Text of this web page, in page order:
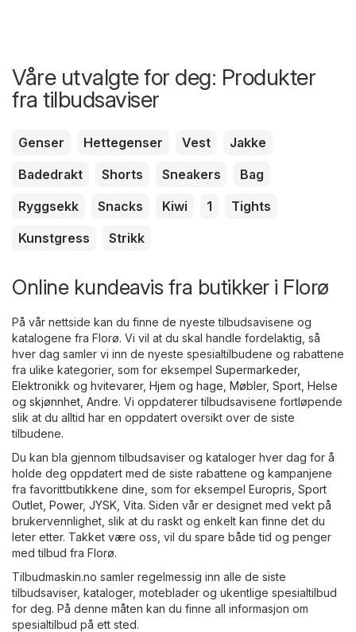
Våre utvalgte for deg: Produkter
fra tilbudsaviser
Genser Hettegenser Vest
Jakke
Badedrakt
Shorts Sneakers
Bag
Ryggsekk
Snacks Kiwi 1
Tights
Kunstgress
Strikk
Online kundeavis fra butikker i Florø
På vår nettside kan du finne de nyeste tilbudsavisene og
katalogene fra Florø. Vi vil at du skal handle fordelaktig, så
hver dag samler vi inn de nyeste spesialtilbudene og rabattene
fra ulike kategorier, som for eksempel Supermarkeder,
Elektronikk og hvitevarer, Hjem og hage Møbler, Sport Helse
og skjønnhet Andre. Vi oppdaterer tilbudsavisene fortløpende
slik at du alltid har en oppdatert oversikt over de siste
tilbudene.
Du kan bla gjennom tilbudsaviser og kataloger hver dag for å
holde deg oppdatert med de siste rabattene og kampanjene
fra favorittbutikkene dine, som for eksempel Europris Sport
Outlet Power, JYSK Vita. Siden vår er designet med vekt på
brukervennlighet, slik at du raskt og enkelt kan finne det du
leter etter. Takket være oss, vil du spare både tid og penger
med tilbud fra Florø.
Tilbudmaskin.no samler regelmessig inn alle de siste
tilbudsaviser, kataloger, moteblader og ukentlige spesialtilbud
for deg. På denne måten kan du finne all informasjon om
spesialtilbud på ett sted.